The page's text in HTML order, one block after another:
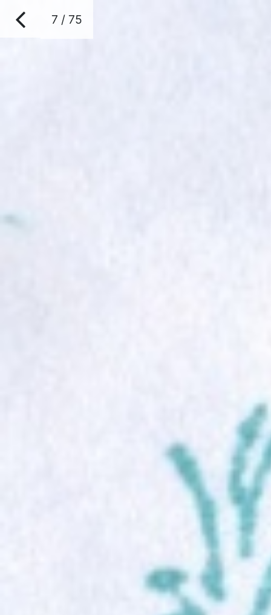
7 / 75